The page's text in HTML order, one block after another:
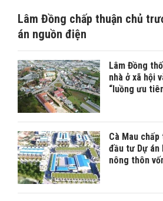
Lâm Đồng chấp thuận chủ
án nguồn điện
Lâm Đồng
nhà ở xã hội
“luồng ưu
Cà Mau
đầu tư Dự án
nông thôn